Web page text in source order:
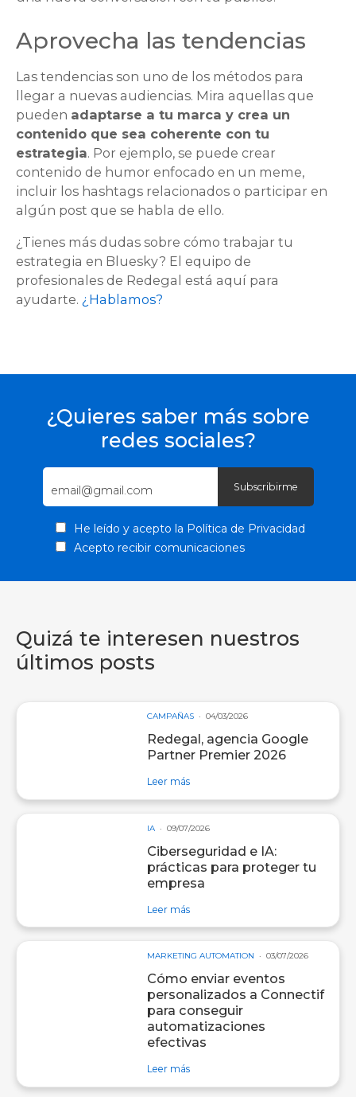
Aprovecha las tendencias
Las tendencias son uno de los métodos para
llegar a nuevas audiencias. Mira aquellas que
pueden adaptarse a tu marca y crea un
contenido que sea coherente con tu
estrategia. Por ejemplo, se puede crear
contenido de humor enfocado en un meme,
incluir los hashtags relacionados o participar en
algún post que se habla de ello.
¿Tienes más dudas sobre cómo trabajar tu
estrategia en Bluesky? El equipo de
profesionales de Redegal está aquí para
ayudarte. ¿Hablamos?
¿Quieres saber más sobre
redes sociales?
He leído y acepto la Política de Privacidad
Acepto recibir comunicaciones
Quizá te interesen nuestros
últimos posts
CAMPAÑAS 04/03/2026
Redegal, agencia Google
Partner Premier 2026
Leer mássobre entrada Redegal, agencia
IA 09/07/2026
Ciberseguridad e IA:
prácticas para proteger tu
empresa
Leer mássobre entrada Ciberseguridad e
MARKETING AUTOMATION 03/07/2026
Cómo enviar eventos
personalizados a Connectif
para conseguir
automatizaciones
efectivas
Leer mássobre entrada Cómo enviar